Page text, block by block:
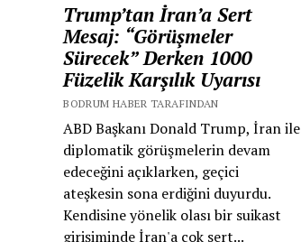
Trump’tan İran’a Sert
Mesaj: “Görüşmeler
Sürecek” Derken 1000
Füzelik Karşılık Uyarısı
BODRUM HABER TARAFINDAN
ABD Başkanı Donald Trump, İran ile
diplomatik görüşmelerin devam
edeceğini açıklarken, geçici
ateşkesin sona erdiğini duyurdu.
Kendisine yönelik olası bir suikast
girişiminde İran'a çok sert...